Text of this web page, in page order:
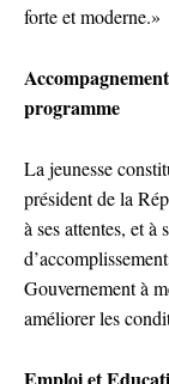
forte et moderne.»
programme
La jeunesse
président de la
à ses attentes, et à
Gouvernement à
améliorer les
Emploi et